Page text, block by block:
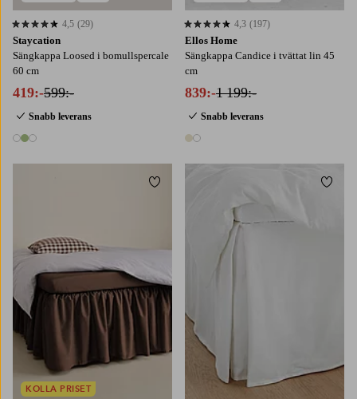
Staycation
Sängkappa Loosed i bomullspercale
60 cm
419:-599:-
Snabb leverans
3 färger
4,5 baserat på 29 st betyg
4,5 (29)
Ellos Home
Sängkappa Candice i tvättat lin 45
cm
839:-1 199:-
Snabb leverans
2 färger
4,3 baserat på 197 st betyg
4,3 (197)
KOLLA PRISET
Lägg till i favoriter
120X200